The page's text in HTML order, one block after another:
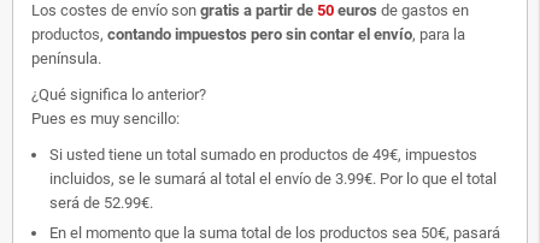
Los costes de envío son gratis a partir de 50 euros de gastos en
productos, contando impuestos pero sin contar el envío, para la
península.
¿Qué significa lo anterior?
Pues es muy sencillo:
Si usted tiene un total sumado en productos de 49€, impuestos
incluidos, se le sumará al total el envío de 3.99€. Por lo que el total
será de 52.99€.
En el momento que la suma total de los productos sea 50€, pasará